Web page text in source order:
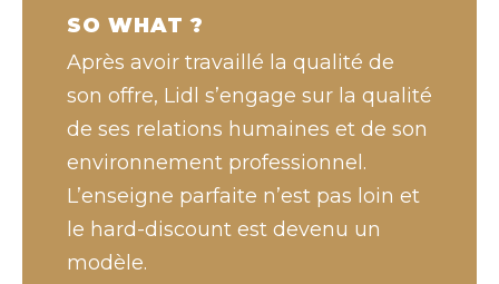
SO WHAT ?
Après avoir travaillé la qualité de
son offre, Lidl s’engage sur la qualité
de ses relations humaines et de son
environnement professionnel.
L’enseigne parfaite n’est pas loin et
le hard-discount est devenu un
modèle.